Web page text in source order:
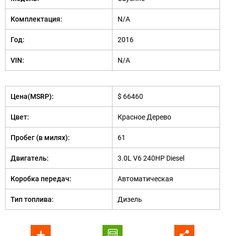
Комплектация: N/A
Год: 2016
VIN: N/A
Цена(MSRP): $ 66460
Цвет: Красное Дерево
Пробег (в милях): 61
Двигатель: 3.0L V6 240HP Diesel
Коробка передач: Автоматическая
Тип топлива: Дизель